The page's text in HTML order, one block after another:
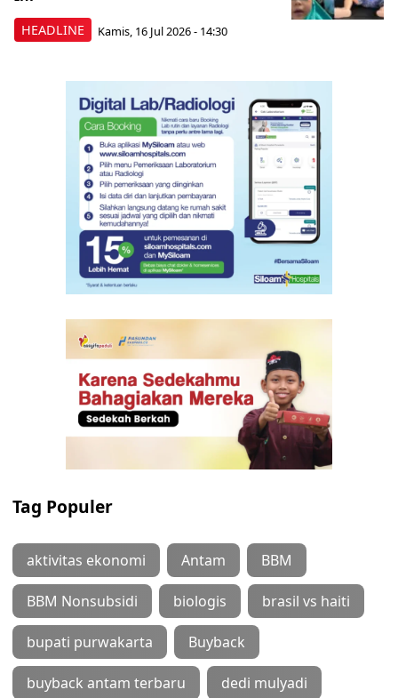
HEADLINE Kamis, 16 Jul 2026 - 14:30
Tag Populer
aktivitas ekonomi Antam BBM
BBM Nonsubsidi biologis brasil vs haiti
bupati purwakarta Buyback
buyback antam terbaru dedi mulyadi